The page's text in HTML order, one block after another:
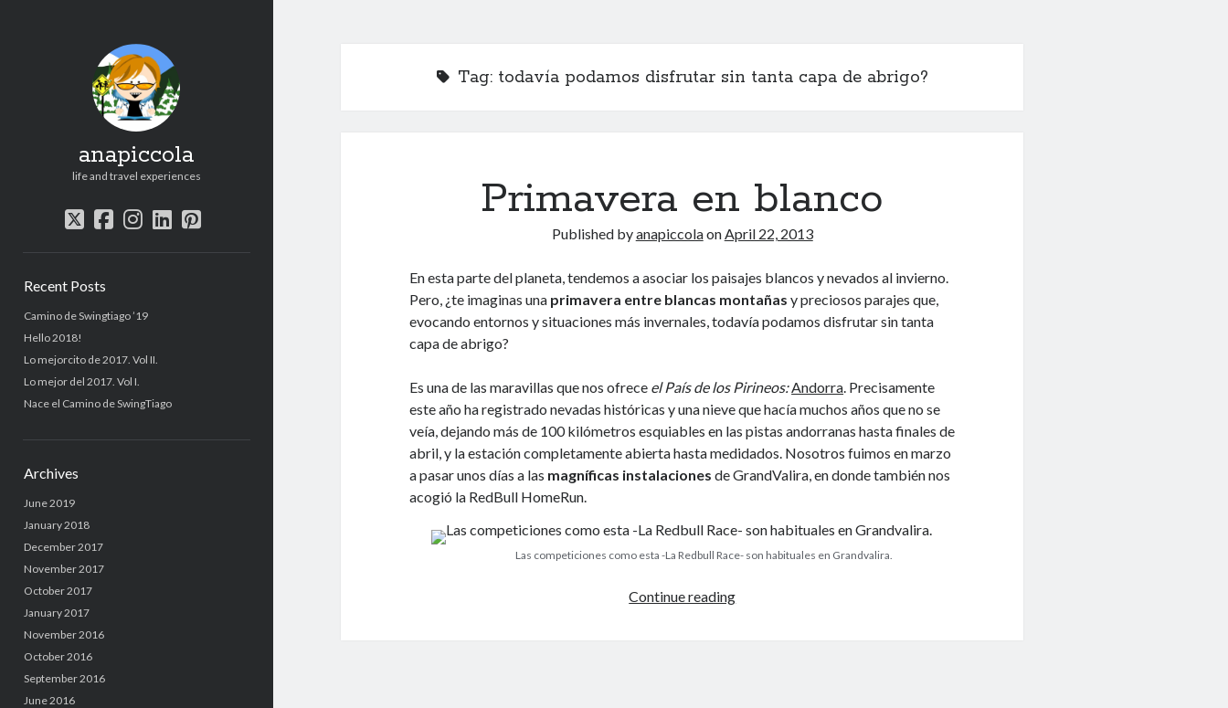
anapiccola
life and travel experiences
twitter
facebook
instagram
linkedin
pinterest
Recent Posts
Camino de Swingtiago ’19
Hello 2018!
Lo mejorcito de 2017. Vol II.
Lo mejor del 2017. Vol I.
Nace el Camino de SwingTiago
Archives
June 2019
January 2018
December 2017
November 2017
October 2017
January 2017
November 2016
October 2016
September 2016
June 2016
Tag: todavía podamos disfrutar sin tanta capa de abrigo?
Primavera en blanco
Published byanapiccolaonApril 22, 2013
En esta parte del planeta, tendemos a asociar los paisajes blancos y nevados al invierno.
Pero, ¿te imaginas una primavera entre blancas montañas y preciosos parajes que,
evocando entornos y situaciones más invernales, todavía podamos disfrutar sin tanta
capa de abrigo?
Es una de las maravillas que nos ofrece el País de los Pirineos:Andorra. Precisamente
este año ha registrado nevadas históricas y una nieve que hacía muchos años que no se
veía, dejando más de 100 kilómetros esquiables en las pistas andorranas hasta finales de
abril, y la estación completamente abierta hasta medidados. Nosotros fuimos en marzo
a pasar unos días a las magníficas instalaciones de GrandValira, en donde también nos
acogió la RedBull HomeRun.
Las competiciones como esta -La Redbull Race- son habituales en Grandvalira.
Continue readingPrimavera